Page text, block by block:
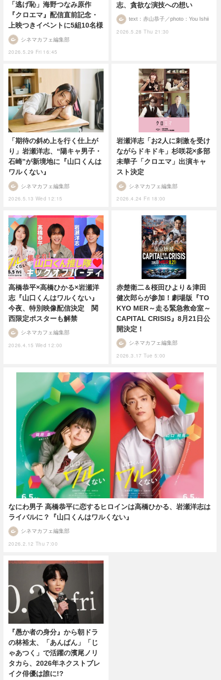
「逃げ恥」海野つなみ原作
『クロエマ』配信直前記念・
上映つきイベントに5組10名様
2026.5.29 Fri 16:45
シネマカフェ編集部
志、貪欲な演技への想い
2026.5.28 Thu 21:30
text：赤山恭子／photo：You Ishii
「期待の斜め上を行く仕上が
り」岩瀬洋志、“陽キャ男子・
石崎”が新境地に『山口くんは
ワルくない』
2026.5.13 Wed 12:15
シネマカフェ編集部
岩瀬洋志「お2人に刺激を受け
ながらドキドキ」杉咲花×多部
未華子「クロエマ」出演キャ
スト決定
2026.4.24 Fri 18:00
シネマカフェ編集部
高橋恭平×高橋ひかる×岩瀬洋
志『山口くんはワルくない』
今夜、特別映像配信決定 関
西限定ポスターも解禁
2026.4.15 Wed 12:00
シネマカフェ編集部
赤楚衛二＆桜田ひより＆津田
健次郎らが参加！劇場版『TO
KYO MER～走る緊急救命室～
CAPITAL CRISIS』8月21日公
開決定！
2026.3.17 Tue 5:00
シネマカフェ編集部
なにわ男子 高橋恭平に恋するヒロインは高橋ひかる、岩瀬洋志は
ライバルに？『山口くんはワルくない』
2026.2.12 Thu 7:00
シネマカフェ編集部
『愚か者の身分』から朝ドラ
の林裕太、「あんぱん」「じ
ゃあつく」で活躍の濱尾ノリ
タカら、2026年ネクストブレ
イク俳優は誰に!?